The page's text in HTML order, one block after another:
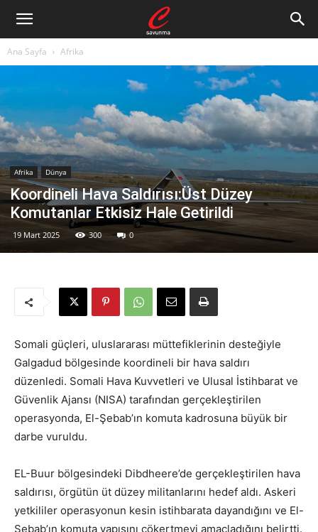
Ana Sayfa Afrika
Afrika Dünya
Koordineli Hava Saldırısı:Üst Düzey
Komutanlar Etkisiz Hale Getirildi
19 Mart 2025 300 0
Somali güçleri, uluslararası müttefiklerinin desteğiyle
Galgadud bölgesinde koordineli bir hava saldırı
düzenledi. Somali Hava Kuvvetleri ve Ulusal İstihbarat ve
Güvenlik Ajansı (NISA) tarafından gerçekleştirilen
operasyonda, El-Şebab’ın komuta kadrosuna büyük bir
darbe vuruldu.
EL-Buur bölgesindeki Dibdheere’de gerçekleştirilen hava
saldırısı, örgütün üt düzey militanlarını hedef aldı. Askeri
yetkililer operasyonun kesin istihbarata dayandığını ve El-
Şebab’ın komuta yapısını çökertmeyi amaçladığını belirtti.